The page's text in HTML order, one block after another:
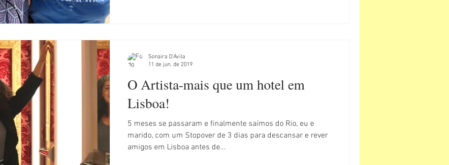
O Artista-mais que um hotel em
Lisboa!
5 meses se passaram e finalmente saímos do Rio, eu e
marido, com um Stopover de 3 dias para descansar e rever
amigos em Lisboa antes de...
Sonaira D'Ávila
11 de jun. de 2019